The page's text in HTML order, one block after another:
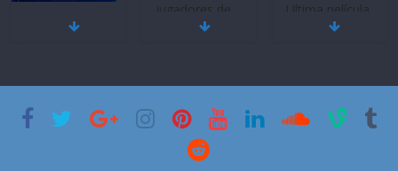
Bosch y
renovable
25 de julio de
Quito se alista
para un nuevo
2026
¿Qué puede
pasar con tu
3 de agosto de